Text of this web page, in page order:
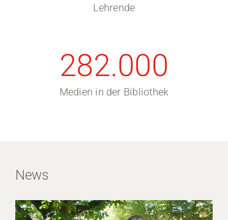
Lehrende
282.000
Medien in der Bibliothek
News